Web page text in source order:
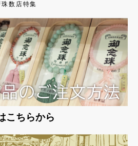
ける カートへ進む
珠数店特集
こちらから